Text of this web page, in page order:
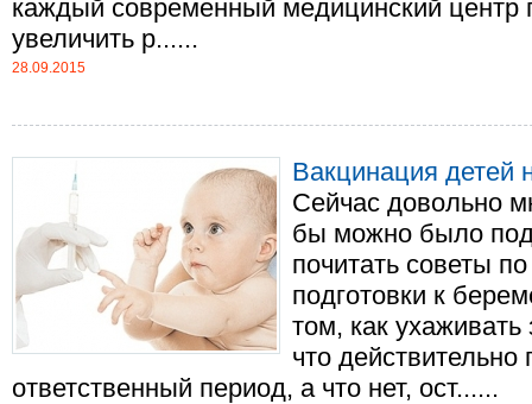
каждый современный медицинский центр
увеличить р......
28.09.2015
Вакцинация детей
Сейчас довольно
бы можно было
почитать советы
подготовки к
том, как
что действительно
ответственный период, а что нет, ост......